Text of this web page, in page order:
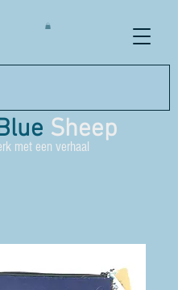
Sheep
met een verhaal